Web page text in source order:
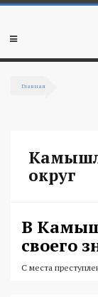
Перейти к основному
Мобильное
Главная
округ
В
своего
С места